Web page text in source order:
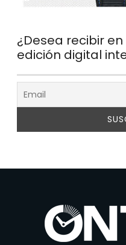
¿Desea recibir
edición digital